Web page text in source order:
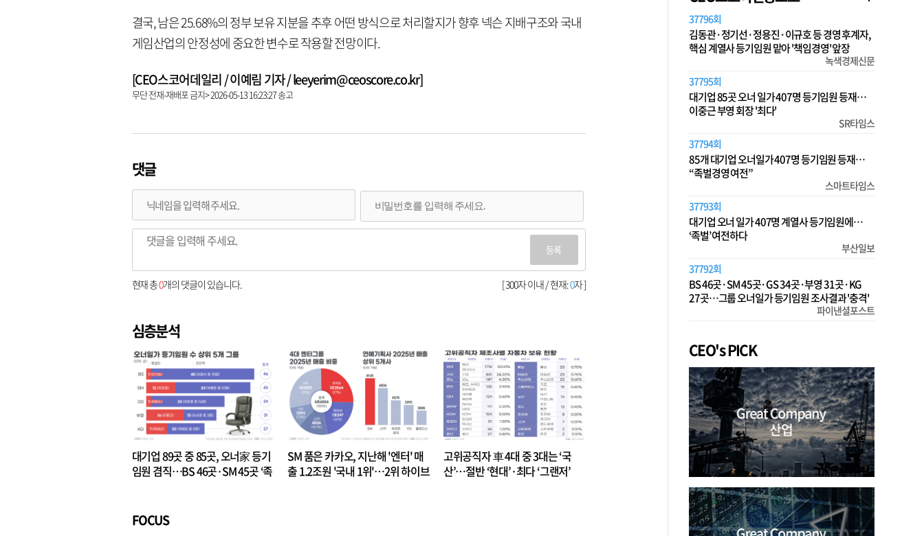
결국, 남은 25.68%의 정부 보유 지분을 추후 어떤 방식으로 처리할지가 향후 넥슨 지배구조와 국내
게임산업의 안정성에 중요한 변수로 작용할 전망이다.
[CEO스코어데일리 / 이예림 기자 / leeyerim@ceoscore.co.kr]
무단 전재-재배포 금지> 2026-05-13 16:23:27 송고
댓글
등록
[ 300자 이내 / 현재:0자 ]
현재 총0개의 댓글이 있습니다.
심층분석
대기업 89곳 중 85곳, 오너家 등기
임원 겸직…BS 46곳·SM 45곳 ‘족
SM 품은 카카오, 지난해 '엔터' 매
출 1.2조원 '국내 1위'…2위 하이브
고위공직자 車 4대 중 3대는 ‘국
산’…절반 ‘현대’·최다 ‘그랜저’
FOCUS
37796회
김동관·정기선·정용진·이규호 등 경영 후계자,
핵심 계열사 등기임원 맡아 '책임경영' 앞장
녹색경제신문
37795회
대기업 85곳 오너 일가 407명 등기임원 등재…
이중근 부영 회장 '최다'
SR타임스
37794회
85개 대기업 오너일가 407명 등기임원 등재…
“족벌경영 여전”
스마트타임스
37793회
대기업 오너 일가 407명 계열사 등기임원에…
‘족벌’ 여전하다
부산일보
37792회
BS 46곳·SM 45곳·GS 34곳·부영 31곳·KG
27곳…그룹 오너일가 등기임원 조사결과 '충격'
파이낸셜포스트
CEO's PICK